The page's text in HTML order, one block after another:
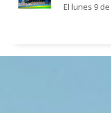
El lunes 9